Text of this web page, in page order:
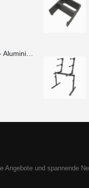
DJ-Table Socratea - Aluminium & Siebdruckplatte
Angebote und spannende